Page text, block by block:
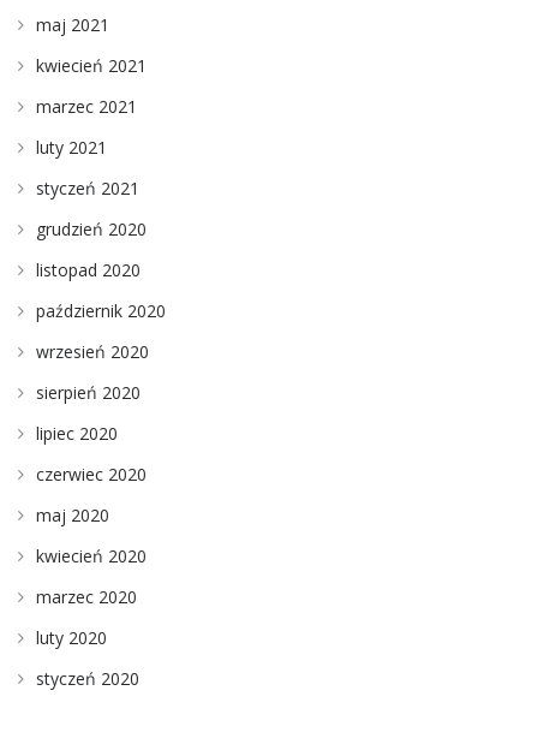
maj 2021
kwiecień 2021
marzec 2021
luty 2021
styczeń 2021
grudzień 2020
listopad 2020
październik 2020
wrzesień 2020
sierpień 2020
lipiec 2020
czerwiec 2020
maj 2020
kwiecień 2020
marzec 2020
luty 2020
styczeń 2020